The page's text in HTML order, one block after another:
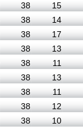
38
15
38
14
38
17
38
13
38
11
38
13
38
11
38
12
38
10